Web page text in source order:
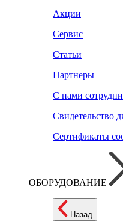
Акции
Сервис
Статьи
Партнеры
С нами
Свидетельство
Сертификаты
ОБОРУДОВАНИЕ
Назад